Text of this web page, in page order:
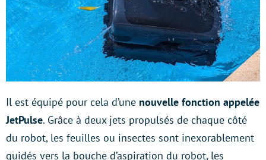
Il est équipé pour cela d’une nouvelle fonction appelée
JetPulse. Grâce à deux jets propulsés de chaque côté
du robot, les feuilles ou insectes sont inexorablement
guidés vers la bouche d’aspiration du robot, les